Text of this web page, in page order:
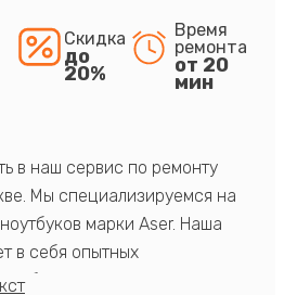
Скидка
до
20%
Время
ремонта
от 20
мин
в наш сервис по ремонту
Мы специализируемся на
марки Aser. Наша
в себя опытных
обширными знаниями и